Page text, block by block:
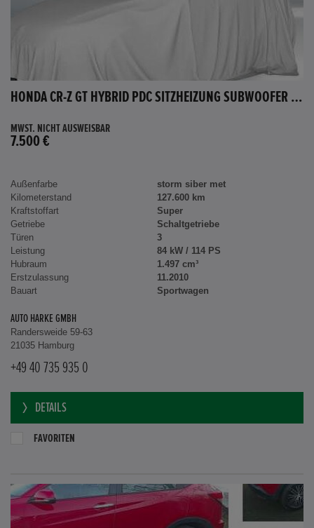
HONDA CR-Z GT HYBRID PDC SITZHEIZUNG SUBWOOFER BLUETOOTH
MWST. NICHT AUSWEISBAR
7.500 €
Außenfarbe
storm siber met
Kilometerstand
127.600 km
Kraftstoffart
Super
Getriebe
Schaltgetriebe
Türen
3
Leistung
84 kW / 114 PS
Hubraum
1.497 cm³
Erstzulassung
11.2010
Bauart
Sportwagen
AUTO HARKE GMBH
Randersweide 59-63
21035 Hamburg
+49 40 735 935 0
DETAILS
FAVORITEN